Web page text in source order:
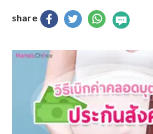
share